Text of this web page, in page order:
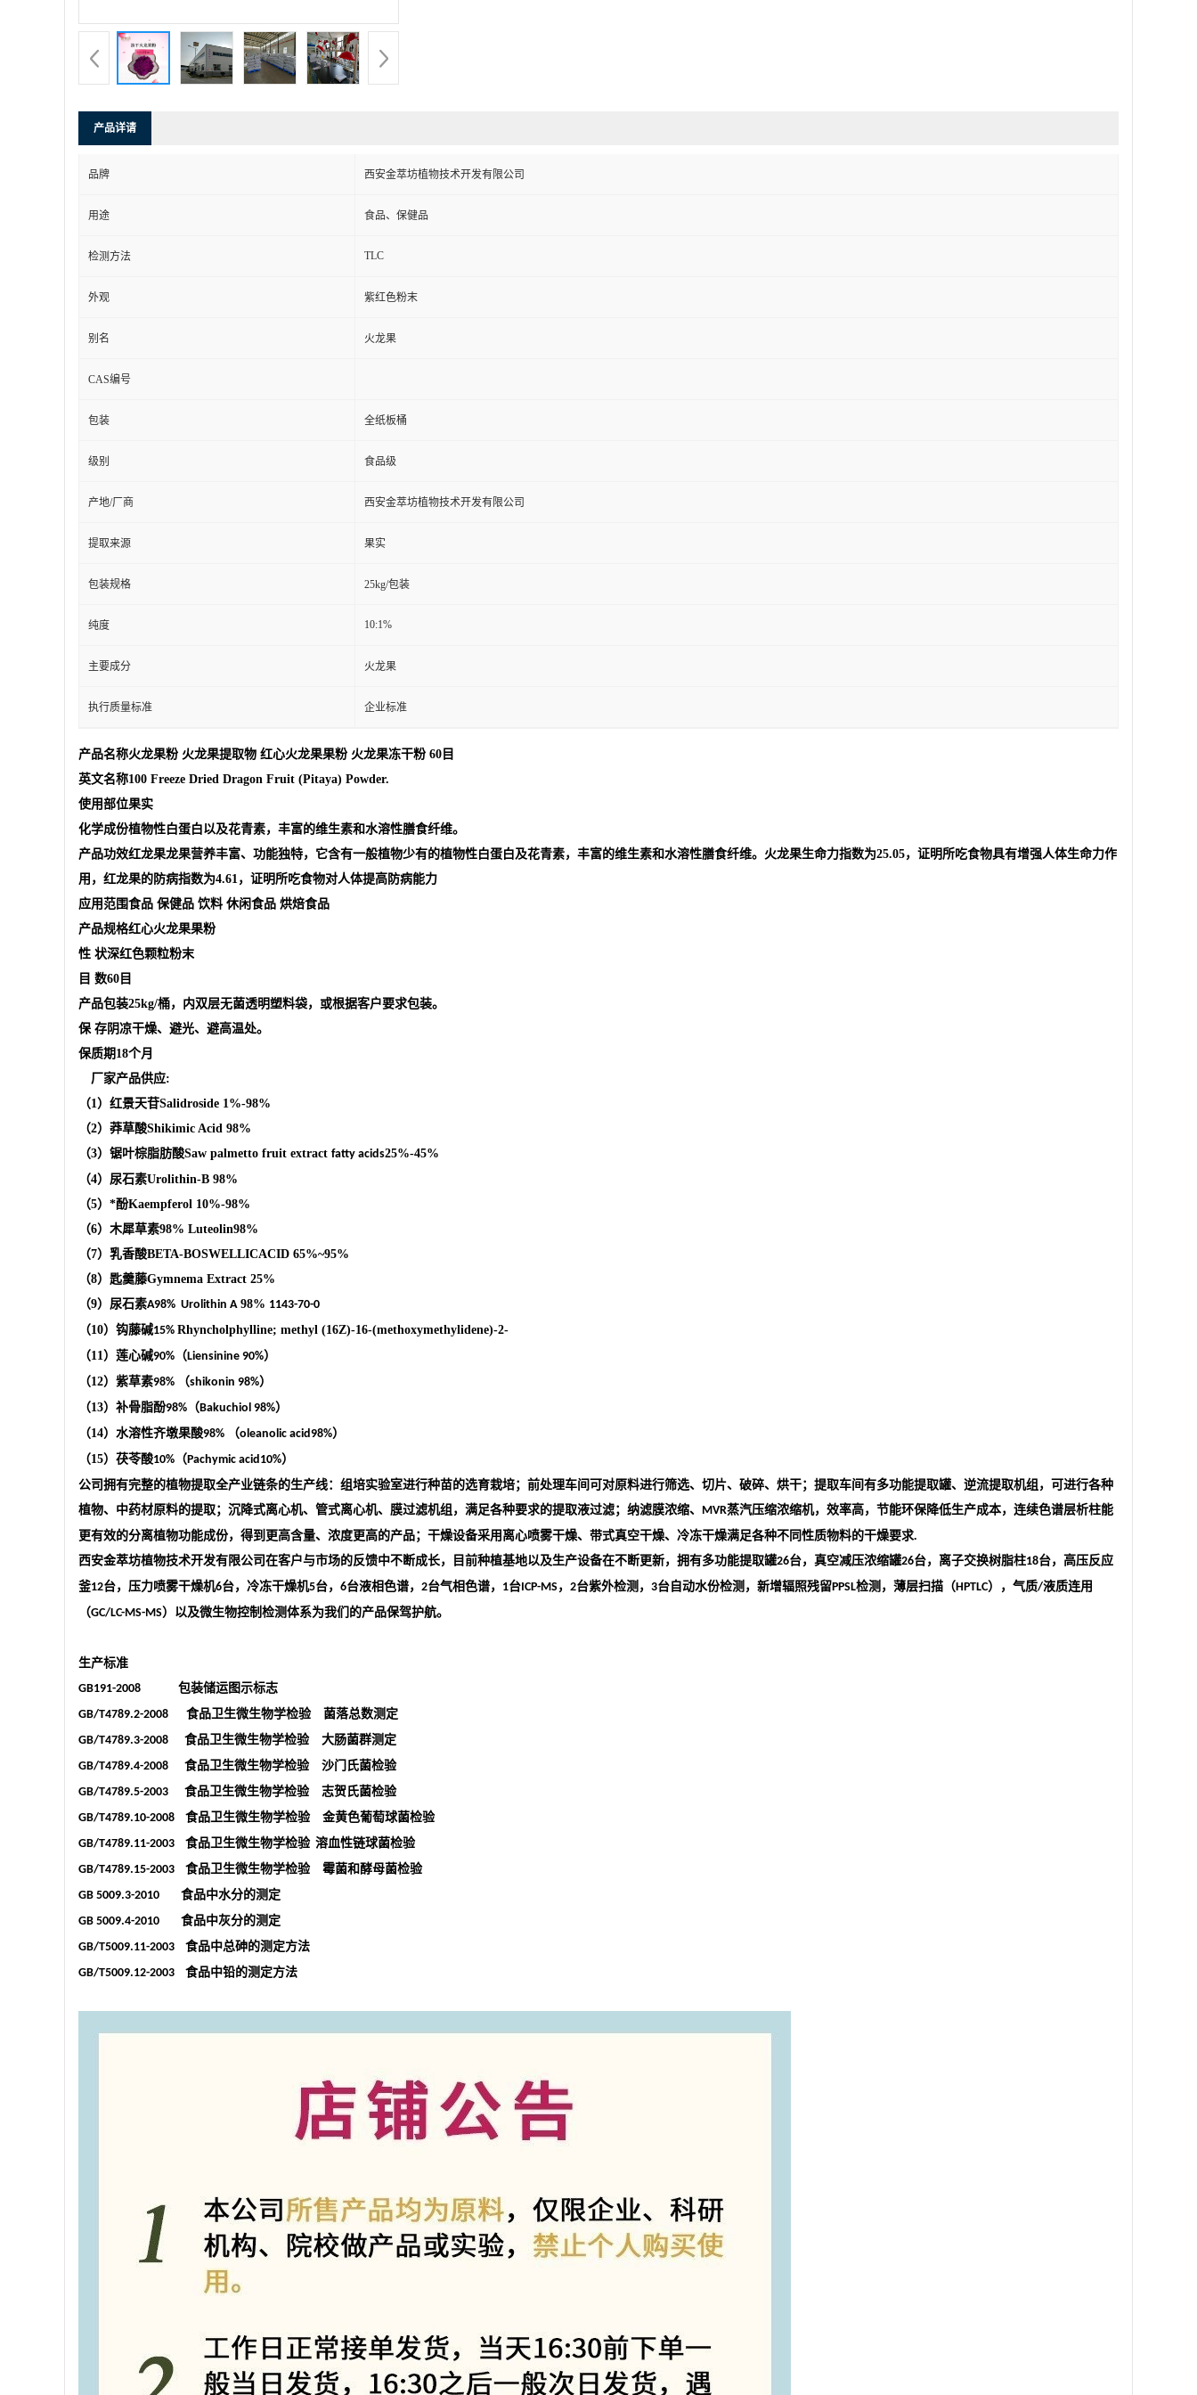
产品详请
品牌 西安金萃坊植物技术开发有限公司
用途 食品、保健品
检测方法 TLC
外观 紫红色粉末
别名 火龙果
CAS编号
包装 全纸板桶
级别 食品级
产地/厂商 西安金萃坊植物技术开发有限公司
提取来源 果实
包装规格 25kg/包装
纯度 10:1%
主要成分 火龙果
执行质量标准 企业标准
产品名称火龙果粉 火龙果提取物 红心火龙果果粉 火龙果冻干粉 60目
英文名称100 Freeze Dried Dragon Fruit (Pitaya) Powder.
使用部位果实
化学成份植物性白蛋白以及花青素，丰富的维生素和水溶性膳食纤维。
产品功效红龙果龙果营养丰富、功能独特，它含有一般植物少有的植物性白蛋白及花青素，丰富的维生素和水溶性膳食纤维。火龙果生命力指数为25.05，证明所吃食物具有增强人体生命力作
用，红龙果的防病指数为4.61，证明所吃食物对人体提高防病能力
应用范围食品 保健品 饮料 休闲食品 烘焙食品
产品规格红心火龙果果粉
性 状深红色颗粒粉末
目 数60目
产品包装25kg/桶，内双层无菌透明塑料袋，或根据客户要求包装。
保 存阴凉干燥、避光、避高温处。
保质期18个月
厂家产品供应:
（1）红景天苷Salidroside 1%-98%
（2）莽草酸Shikimic Acid 98%
（3）锯叶棕脂肪酸Saw palmetto fruit extract fatty acids25%-45%
（4） 尿石素Urolithin-B 98%
（5）*酚Kaempferol 10%-98%
（6）木犀草素98% Luteolin98%
（7）乳香酸BETA-BOSWELLICACID 65%~95%
（8）匙羹藤Gymnema Extract 25%
（9）尿石素A98% Urolithin A98% 1143-70-0
（10）钩藤碱15% Rhyncholphylline; methyl (16Z)-16-(methoxymethylidene)-2-
（11）莲心碱90% （Liensinine 90%）
（12）紫草素98% （shikonin 98%）
（13）补骨脂酚98% （Bakuchiol 98%）
（14）水溶性齐墩果酸98% （oleanolic acid98%）
（15）茯苓酸10% （Pachymic acid10%）
公司 拥有完整的植物提取全产业链条的生产线：组培实验室进行种苗的选育栽培；前处理车间可对原料进行筛选、切片、破碎、烘干；提取车间有多功能提取罐、逆流提取机组，可进行各种
植物、中药材原料的提取；沉降式离心机、管式离心机、膜过滤机组，满足各种要求的提取液过滤；纳滤膜浓缩、 MVR蒸汽压缩浓缩机，效率高，节能环保降低生产成本，连续色谱层析柱能
更有效的分离植物功能成份，得到更高含量、浓度更高的产品；干燥设备采用离心喷雾干燥、带式真空干燥、冷冻干燥满足各种不同性质物料的干燥要求.
西安金萃坊植物技术开发有限公司 在客户与市场的反馈中不断成长，目前种植基地以及生产设备在不断更新，拥有多功能提取罐26台，真空减压浓缩罐26台，离子交换树脂柱18台，高压反应
釜12台，压力喷雾干燥机6台，冷冻干燥机5台， 6台液相色谱， 2台气相色谱， 1台ICP-MS， 2台紫外检测， 3台自动水份检测，新增辐照残留PPSL检测，薄层扫描（HPTLC），气质/液质连用
（GC/LC-MS-MS）以及微生物控制检测体系为我们的产品保驾护航。
生产标准
GB191-2008 包装储运图示标志
GB/T4789.2-2008
食品卫生微生物学检验 菌落总数测定
GB/T4789.3-2008 食品卫生微生物学检验 大肠菌群测定
GB/T4789.4-2008 食品卫生微生物学检验 沙门氏菌检验
GB/T4789.5-2003 食品卫生微生物学检验 志贺氏菌检验
GB/T4789.10-2008 食品卫生微生物学检验 金黄色葡萄球菌检验
GB/T4789.11-2003 食品卫生微生物学检验 溶血性链球菌检验
GB/T4789.15-2003 食品卫生微生物学检验 霉菌和酵母菌检验
GB 5009.3-2010 食品中水分的测定
GB 5009.4-2010 食品中灰分的测定
GB/T5009.11-2003 食品中总砷的测定方法
GB/T5009.12-2003 食品中铅的测定方法